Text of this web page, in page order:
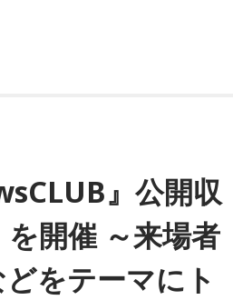
』公開収
開催 ～来場者
をテーマにト